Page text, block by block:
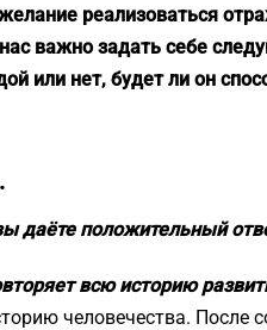
реализоваться
важно задать себе
или нет, будет ли он
даёте положительный
всю историю
человечества. После